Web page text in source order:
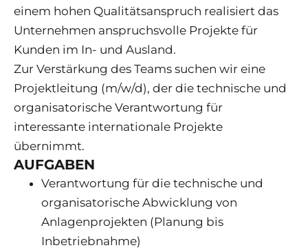
einem hohen Qualitätsanspruch realisiert das
Unternehmen anspruchsvolle Projekte für
Kunden im In- und Ausland.
Zur Verstärkung des Teams suchen wir eine
Projektleitung (m/w/d), der die technische und
organisatorische Verantwortung für
interessante internationale Projekte
übernimmt.
AUFGABEN
Verantwortung für die technische und
organisatorische Abwicklung von
Anlagenprojekten (Planung bis
Inbetriebnahme)